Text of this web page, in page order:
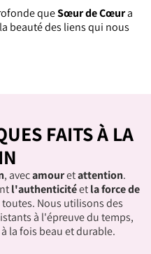
queSœur de Cœura
beauté des liens qui nous
FAITS À LA
, avecamouretattention.
l'authenticitéetla force de
Nous utilisons des
à l'épreuve du temps,
la fois beau et durable.